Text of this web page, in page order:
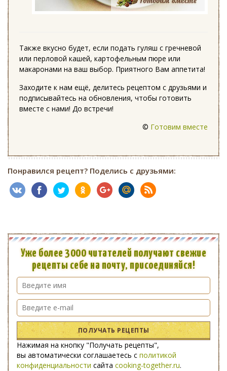
Также вкусно будет, если подать гуляш с гречневой
или перловой кашей, картофельным пюре или
макаронами на ваш выбор. Приятного Вам аппетита!
Заходите к нам ещё, делитесь рецептом с друзьями и
подписывайтесь на обновления, чтобы готовить
вместе с нами! До встречи!
© Готовим вместе
Понравился рецепт? Поделись с друзьями:
Уже более 3000 читателей получают свежие
рецепты себе на почту, присоединяйся!
ПОЛУЧАТЬ РЕЦЕПТЫ
Нажимая на кнопку "Получать рецепты",
вы автоматически соглашаетесь с политикой
конфиденциальности сайта cooking-together.ru.